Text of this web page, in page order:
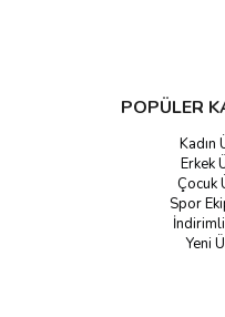
POPÜLER
Kadın
Erkek
Çocuk
Spor
Yeni